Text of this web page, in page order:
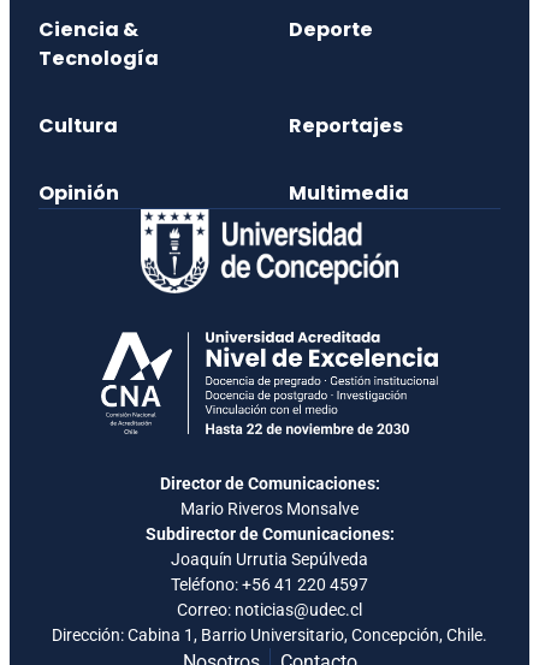
Ciencia &
Tecnología
Deporte
Cultura Reportajes
Opinión Multimedia
Director de Comunicaciones:
Mario Riveros Monsalve
Subdirector de Comunicaciones:
Joaquín Urrutia Sepúlveda
Teléfono:+56 41 220 4597
Correo: noticias@udec.cl
Dirección: Cabina 1, Barrio Universitario, Concepción, Chile.